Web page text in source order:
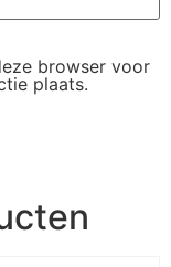
browser voor
plaats.